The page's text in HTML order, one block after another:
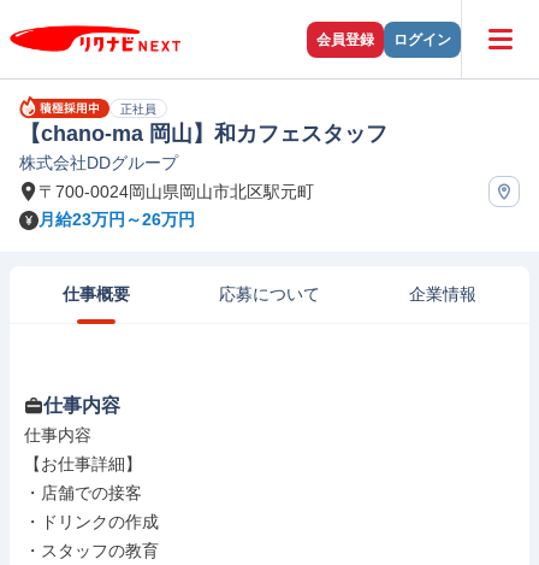
会員登録 ログイン
正社員
【chano-ma 岡山】和カフェスタッフ
株式会社DDグループ
〒700-0024岡山県岡山市北区駅元町
月給23万円～26万円
仕事概要 応募について 企業情報
仕事内容
仕事内容
【お仕事詳細】
・店舗での接客
・ドリンクの作成
・スタッフの教育